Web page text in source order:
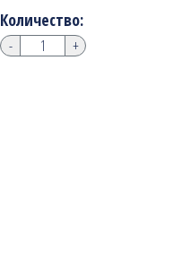
Количество:
- +